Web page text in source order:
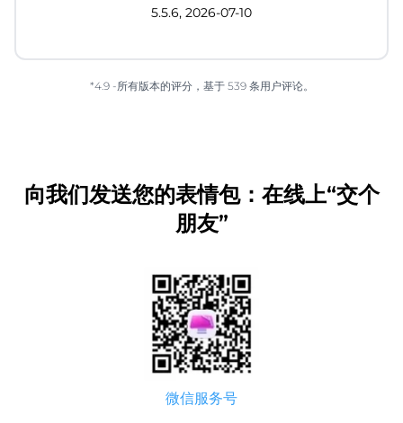
5.5.6, 2026-07-10
*4.9 -所有版本的评分，基于 539 条用户评论。
向我们发送您的表情包：在线上“交个
朋友”
微信服务号